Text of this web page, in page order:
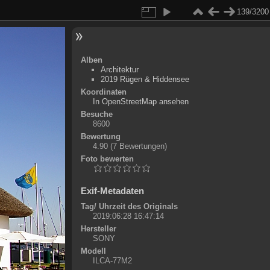
139/3200
Alben
Architektur
2019 Rügen & Hiddensee
Koordinaten
+
-
In OpenStreetMap ansehen
Besuche
8600
Bewertung
4.90 (7 Bewertungen)
Foto bewerten
Exif-Metadaten
Tag/ Uhrzeit des Originals
2019:06:28 16:47:14
Hersteller
SONY
Modell
ILCA-77M2